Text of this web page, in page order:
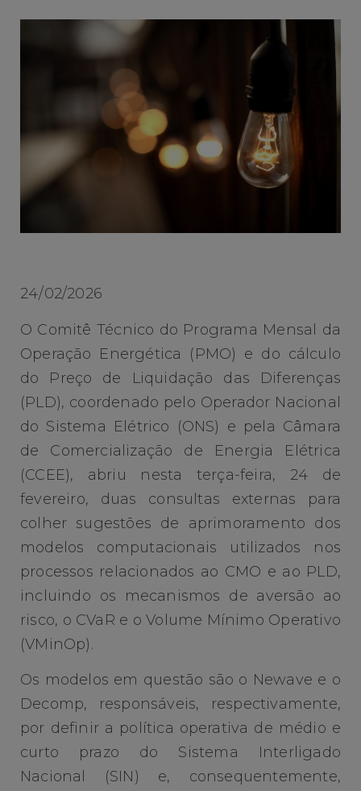
24/02/2026
O Comitê Técnico do Programa Mensal da
Operação Energética (PMO) e do cálculo
do Preço de Liquidação das Diferenças
(PLD), coordenado pelo Operador Nacional
do Sistema Elétrico (ONS) e pela Câmara
de Comercialização de Energia Elétrica
(CCEE), abriu nesta terça-feira, 24 de
fevereiro, duas consultas externas para
colher sugestões de aprimoramento dos
modelos computacionais utilizados nos
processos relacionados ao CMO e ao PLD,
incluindo os mecanismos de aversão ao
risco, o CVaR e o Volume Mínimo Operativo
(VMinOp).
Os modelos em questão são o Newave e o
Decomp, responsáveis, respectivamente,
por definir a política operativa de médio e
curto prazo do Sistema Interligado
Nacional (SIN) e, consequentemente,